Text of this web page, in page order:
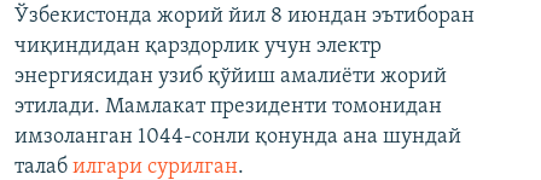
Ўзбекистонда жорий йил 8 июндан эътиборан
чиқиндидан қарздорлик учун электр
энергиясидан узиб қўйиш амалиёти жорий
этилади. Мамлакат президенти томонидан
имзоланган 1044-сонли қонунда ана шундай
талаб илгари сурилган.